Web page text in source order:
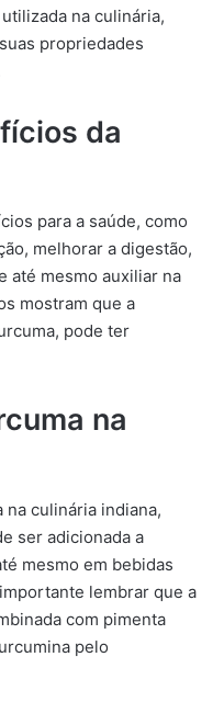
na culinária,
propriedades
da
para a saúde, como
melhorar a digestão,
até mesmo auxiliar na
mostram que a
pode ter
na
na culinária indiana,
ser adicionada a
mesmo em bebidas
lembrar que a
com pimenta
pelo